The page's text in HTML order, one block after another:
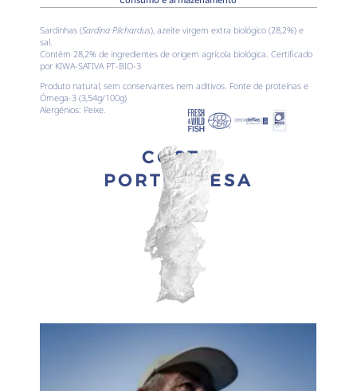
Sardinhas (Sardina Pilchardus), azeite virgem extra biológico (28,2%) e
sal.
Contém 28,2% de ingredientes de origem agrícola biológica. Certificado
por KIWA-SATIVA PT-BIO-3
Produto natural, sem conservantes nem aditivos. Fonte de proteínas e
Ómega-3 (3,54g/100g)
Alergénios: Peixe.
COSTA
PORTUGUESA